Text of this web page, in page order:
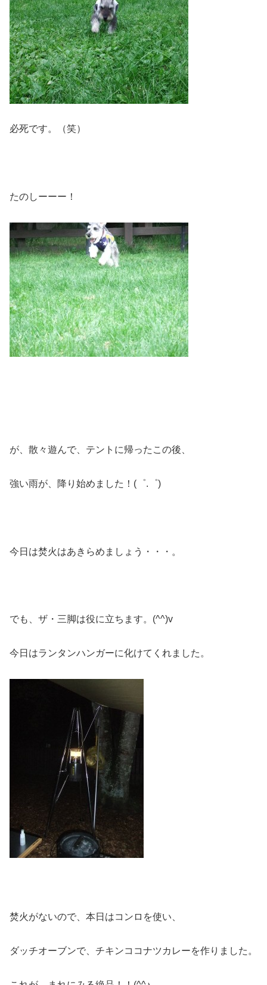
必死です。（笑）
たのしーーー！
が、散々遊んで、テントに帰ったこの後、
強い雨が、降り始めました！(゜.゜)
今日は焚火はあきらめましょう・・・。
でも、ザ・三脚は役に立ちます。(^^)v
今日はランタンハンガーに化けてくれました。
焚火がないので、本日はコンロを使い、
ダッチオーブンで、チキンココナツカレーを作りました。